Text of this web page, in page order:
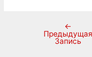
←
Предыдущая
Запись